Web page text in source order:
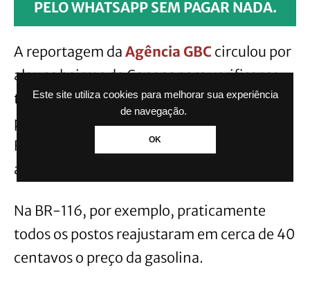
Este site utiliza cookies para melhorar sua experiência
de navegação.
OK
PELO WHATSAPP SEM PAGAR NADA.
A reportagem da Agência GBC circulou por
alguns bairros de Canoas para verificar se
todos os estabelecimentos já reajustaram o
preço do combustível. Na avenida Santos
Ferreira, por exemplo, a maioria dos postos
ainda não aumentou o valor.
Na BR-116, por exemplo, praticamente
todos os postos reajustaram em cerca de 40
centavos o preço da gasolina.